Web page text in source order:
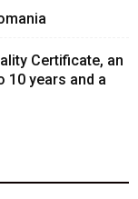
Certificate, an
10 years and a